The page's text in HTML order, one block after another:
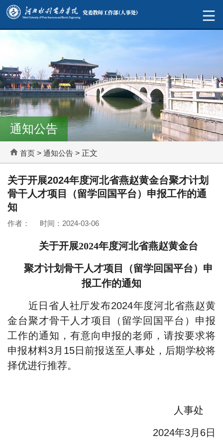
通知公告
首页 > 通知公告 > 正文
关于开展2024年度河北省燕赵黄金台聚才计划
骨干人才项目（留学回国平台）申报工作的通
知
作者： 时间：2024-03-06
关于开展2024年度河北省燕赵黄金台
聚才计划骨干人才项目（留学回国平台）申
报工作的通知
近日省人社厅发布2024年度河北省燕赵黄
金台聚才骨干人才项目（留学回国平台）申报
工作的通知，有意向申报的老师，请按要求将
申报材料3月15日前报送至人事处，后期学校将
择优进行推荐。
人事处
2024年3月6日